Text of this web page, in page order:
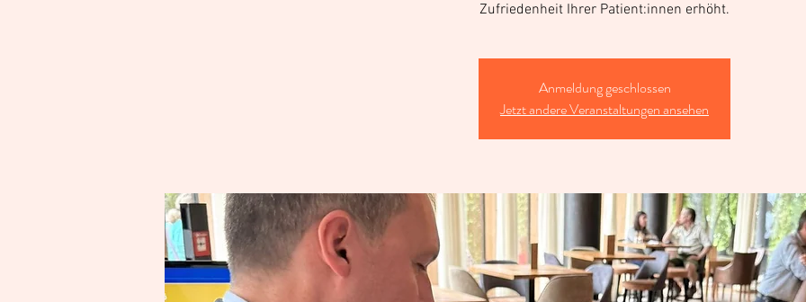
Zufriedenheit Ihrer Patient:innen erhöht.
Anmeldung geschlossen
Jetzt andere Veranstaltungen ansehen